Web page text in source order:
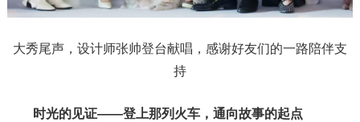
大秀尾声，设计师张帅登台献唱，感谢好友们的一路陪伴支
持
时光的见证——登上那列火车，通向故事的起点